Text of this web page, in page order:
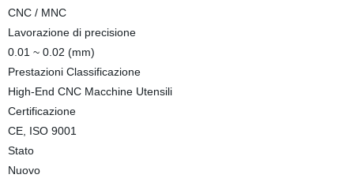
CNC / MNC
Lavorazione di precisione
0.01 ~ 0.02 (mm)
Prestazioni Classificazione
High-End CNC Macchine Utensili
Certificazione
CE, ISO 9001
Stato
Nuovo